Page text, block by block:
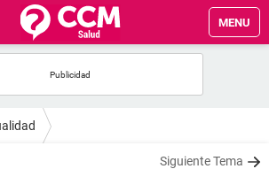
MENU
Siguiente Tema